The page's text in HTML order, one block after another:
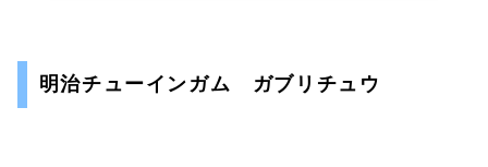
明治チューインガム ガブリチュウ